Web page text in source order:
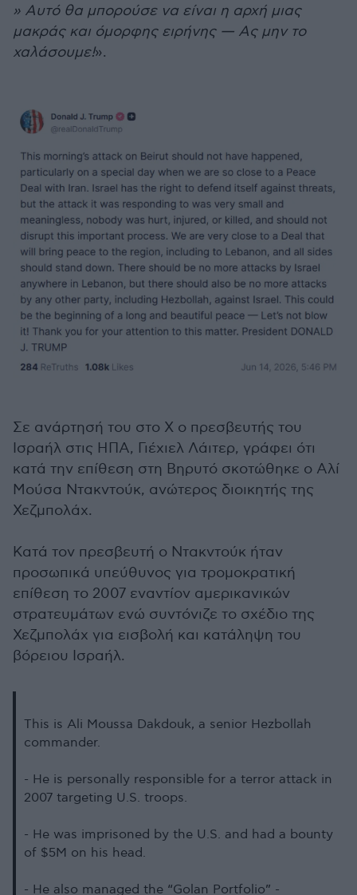
» Αυτό θα μπορούσε να είναι η αρχή μιας
μακράς και όμορφης ειρήνης — Ας μην το
χαλάσουμε!».
Σε ανάρτησή του στο X ο πρεσβευτής του
Ισραήλ στις ΗΠΑ, Γιέχιελ Λάιτερ, γράφει ότι
κατά την επίθεση στη Βηρυτό σκοτώθηκε ο Αλί
Μούσα Ντακντούκ, ανώτερος διοικητής της
Χεζμπολάχ.
Κατά τον πρεσβευτή ο Ντακντούκ ήταν
προσωπικά υπεύθυνος για τρομοκρατική
επίθεση το 2007 εναντίον αμερικανικών
στρατευμάτων ενώ συντόνιζε το σχέδιο της
Χεζμπολάχ για εισβολή και κατάληψη του
βόρειου Ισραήλ.
This is Ali Moussa Dakdouk, a senior Hezbollah
commander.
- He is personally responsible for a terror attack in
2007 targeting U.S. troops.
- He was imprisoned by the U.S. and had a bounty
of $5M on his head.
- He also managed the “Golan Portfolio” -